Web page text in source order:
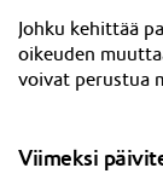
ohku kehittää
oikeuden
voivat perustua
Viimeksi